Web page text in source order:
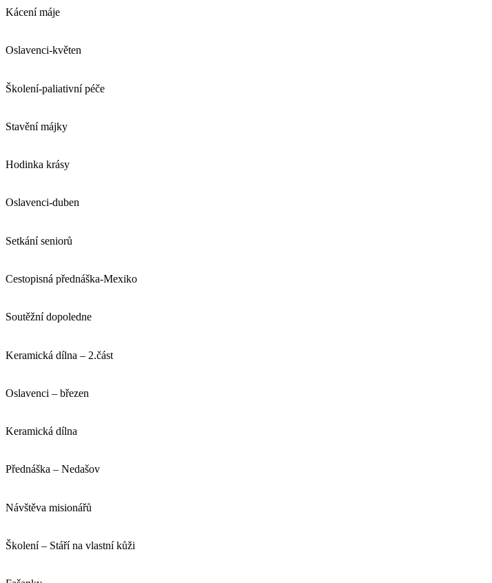
Kácení máje
Oslavenci-květen
Školení-paliativní péče
Stavění májky
Hodinka krásy
Oslavenci-duben
Setkání seniorů
Cestopisná přednáška-Mexiko
Soutěžní dopoledne
Keramická dílna – 2.část
Oslavenci – březen
Keramická dílna
Přednáška – Nedašov
Návštěva misionářů
Školení – Stáří na vlastní kůži